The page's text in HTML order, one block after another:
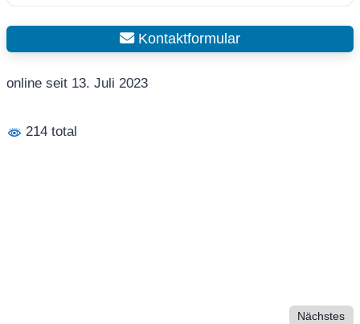
Kontaktformular
online seit 13. Juli 2023
214 total
Nächstes